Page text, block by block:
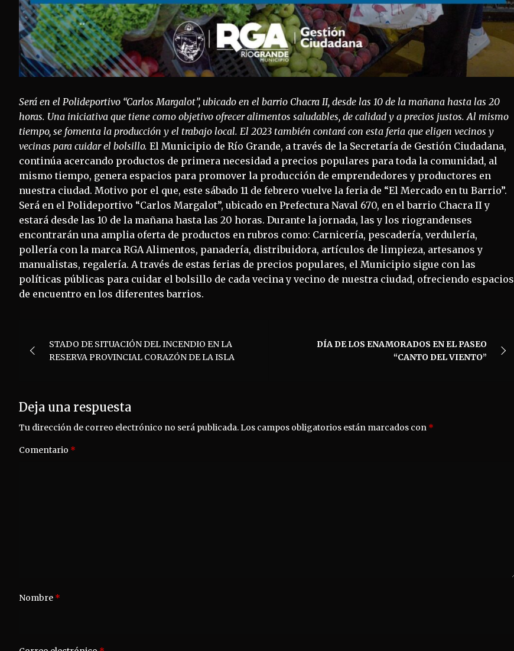
Será en el Polideportivo “Carlos Margalot”, ubicado en el barrio Chacra II, desde las 10 de la mañana hasta las 20
horas. Una iniciativa que tiene como objetivo ofrecer alimentos saludables, de calidad y a precios justos. Al mismo
tiempo, se fomenta la producción y el trabajo local. El 2023 también contará con esta feria que eligen vecinos y
vecinas para cuidar el bolsillo. El Municipio de Río Grande, a través de la Secretaría de Gestión Ciudadana,
continúa acercando productos de primera necesidad a precios populares para toda la comunidad, al
mismo tiempo, genera espacios para promover la producción de emprendedores y productores en
nuestra ciudad. Motivo por el que, este sábado 11 de febrero vuelve la feria de “El Mercado en tu Barrio”.
Será en el Polideportivo “Carlos Margalot”, ubicado en Prefectura Naval 670, en el barrio Chacra II y
estará desde las 10 de la mañana hasta las 20 horas. Durante la jornada, las y los riograndenses
encontrarán una amplia oferta de productos en rubros como: Carnicería, pescadería, verdulería,
pollería con la marca RGA Alimentos, panadería, distribuidora, artículos de limpieza, artesanos y
manualistas, regalería. A través de estas ferias de precios populares, el Municipio sigue con las
políticas públicas para cuidar el bolsillo de cada vecina y vecino de nuestra ciudad, ofreciendo espacios
de encuentro en los diferentes barrios.
de
STADO DE SITUACIÓN DEL INCENDIO EN LA
RESERVA PROVINCIAL CORAZÓN DE LA ISLA
DÍA DE LOS ENAMORADOS EN EL PASEO
“CANTO DEL VIENTO”
Deja una respuesta
Tu dirección de correo electrónico no será publicada.Los campos obligatorios están marcados con *
Comentario *
Nombre *